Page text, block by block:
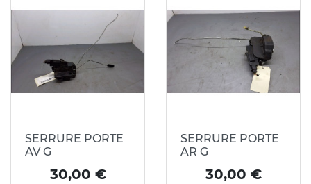
SERRURE PORTE
AV G
Prix
30,00 €
SERRURE PORTE
AR G
Prix
30,00 €